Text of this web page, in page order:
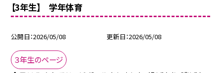
【3年生】 学年体育
公開日 2026/05/08 更新日 2026/05/08
３年生のページ